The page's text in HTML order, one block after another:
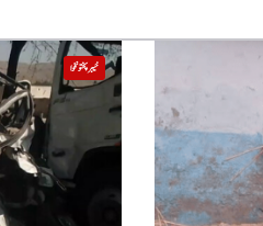
خیبر پختونخوا